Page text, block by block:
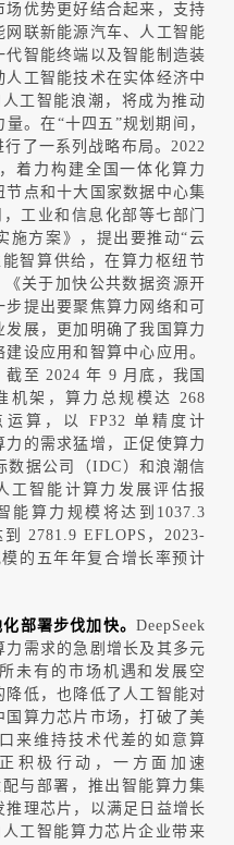
优势更好结合起来，支持
联新能源汽车、人工智能
智能终端以及智能制造装
工智能技术在实体经济中
人工智能浪潮，将成为推动
量。在“十四五 ”规划期间，
了一系列战略布局。 2022
着力构建全国一体化算力
节点和十大国家数据中心集
，工业和信息化部等七部门
施方案》，提出要推动“云
智算供给，在算力枢纽节
《关于加快公共数据资源开
提出要聚焦算力网络和可
展，更加明确了我国算力
设应用和智算中心应用。
截至2024年 9 月底，我国
机架，算力总规模达268
运算，以 FP32 单精度计
的需求猛增，正促使算力
数据公司（IDC ）和浪潮信
工智能计算力发展评估报
能算力规模将达到 1037.3
到2781.9 EFLOPS ，2023-
的五年年复合增长率预计
化部署步伐加快。DeepSeek
需求的急剧增长及其多元
未有的市场机遇和发展空
低，也降低了人工智能对
算力芯片市场，打破了美
来维持技术代差的如意算
积极行动，一方面加速
与部署，推出智能算力集
理芯片，以满足日益增长
人工智能算力芯片企业带来